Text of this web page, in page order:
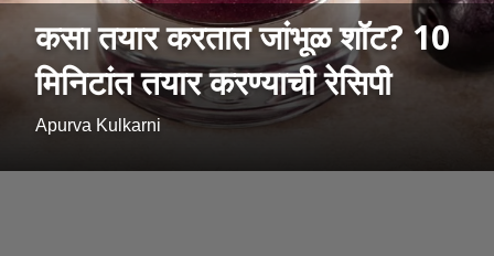
कसा तयार करतात जांभूळ शॉट? 10
मिनिटांत तयार करण्याची रेसिपी
Apurva Kulkarni